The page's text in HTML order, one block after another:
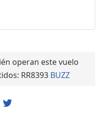
operan este vuelo
RR8393 BUZZ